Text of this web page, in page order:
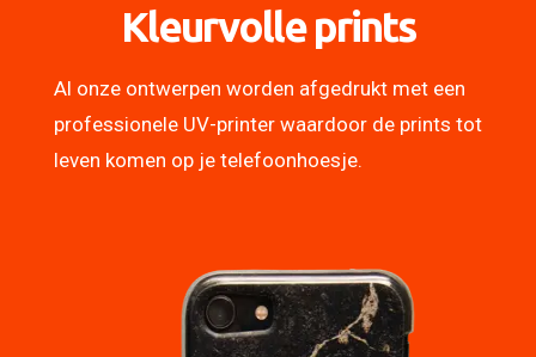
Kleurvolle prints
Al onze ontwerpen worden afgedrukt met een
professionele UV-printer waardoor de prints tot
leven komen op je telefoonhoesje.